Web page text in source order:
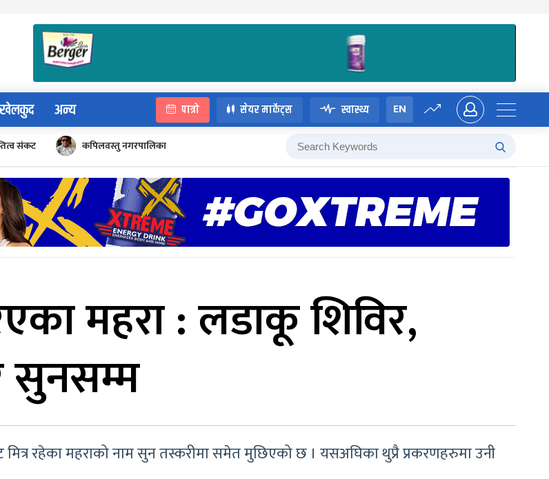
खेलकुद अन्य पात्रो सेयर मार्केट्स स्वास्थ्य EN
संकट कपिलवस्तु नगरपालिका
महरा : लडाकू शिविर,
सुनसम्म
मित्र रहेका महराको नाम सुन तस्करीमा समेत मुछिएको छ । यसअघिका थुप्रै प्रकरणहरुमा उनी